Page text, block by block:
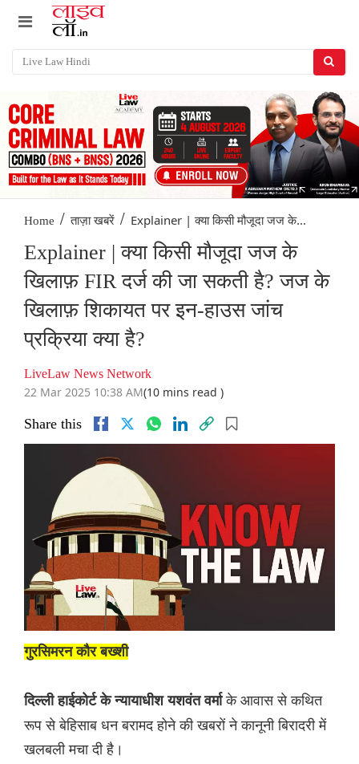
Home / ताज़ा खबरें / Explainer | क्या किसी मौजूदा जज के...
Explainer | क्या किसी मौजूदा जज के
खिलाफ़ FIR दर्ज की जा सकती है? जज के
खिलाफ़ शिकायत पर इन-हाउस जांच
प्रक्रिया क्या है?
LiveLaw News Network
22 Mar 2025 10:38 AM(10 mins read )
Share this
गुरसिमरन कौर बख्‍शी
दिल्ली हाईकोर्ट के न्यायाधीश यशवंत वर्माके आवास से कथित
रूप से बेहिसाब धन बरामद होने की खबरों ने कानूनी बिरादरी में
खलबली मचा दी है।